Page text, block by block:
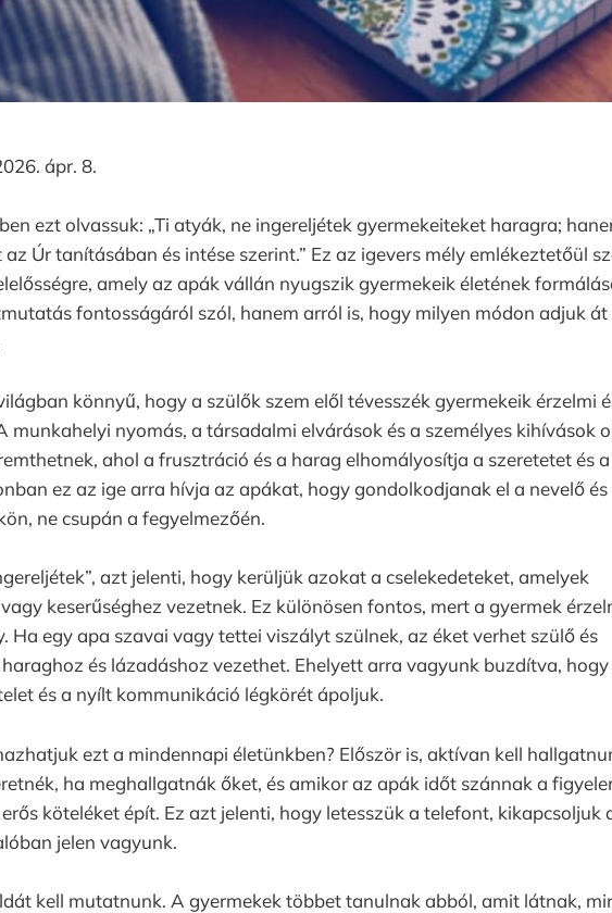
ápr. 8.
ezt olvassuk: „Ti atyák, ne ingereljétek gyermekeiteket haragra;
Úr tanításában és intése szerint.” Ez az igevers mély emlékeztetőül
amely az apák vállán nyugszik gyermekeik életének
fontosságáról szól, hanem arról is, hogy milyen módon adjuk át
könnyű, hogy a szülők szem elől tévesszék gyermekeik érzelmi
munkahelyi nyomás, a társadalmi elvárások és a személyes kihívások
ahol a frusztráció és a harag elhomályosítja a szeretetet és a
ez az ige arra hívja az apákat, hogy gondolkodjanak el a nevelő és
ne csupán a fegyelmezőén.
azt jelenti, hogy kerüljük azokat a cselekedeteket, amelyek
keserűséghez vezetnek. Ez különösen fontos, mert a gyermek
Ha egy apa szavai vagy tettei viszályt szülnek, az éket verhet szülő és
és lázadáshoz vezethet. Ehelyett arra vagyunk buzdítva, hogy
és a nyílt kommunikáció légkörét ápoljuk.
ezt a mindennapi életünkben? Először is, aktívan kell
ha meghallgatnák őket, és amikor az apák időt szánnak a
köteléket épít. Ez azt jelenti, hogy letesszük a telefont, kikapcsoljuk
jelen vagyunk.
kell mutatnunk. A gyermekek többet tanulnak abból, amit látnak,